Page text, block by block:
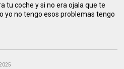
tu coche y si no era ojala que te
yo no tengo esos problemas tengo